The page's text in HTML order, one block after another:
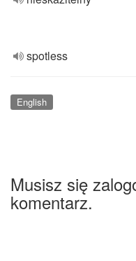
spotless
English
Musisz się
komentarz.